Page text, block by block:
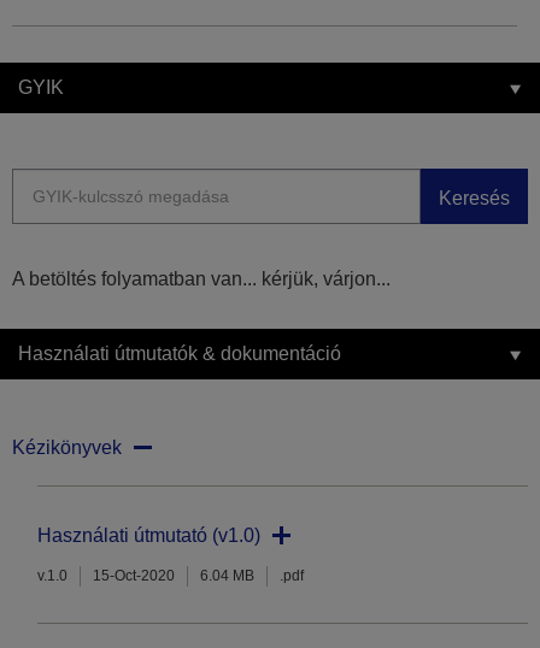
GYIK
Keresés
A betöltés folyamatban van... kérjük, várjon...
Használati útmutatók & dokumentáció
Kézikönyvek
Használati útmutató (v1.0)
v.1.0 15-Oct-2020 6.04 MB .pdf